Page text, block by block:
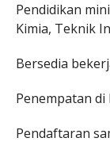
Pendidikan
Kimia, Teknik
Bersedia
Penempatan di
Pendaftaran